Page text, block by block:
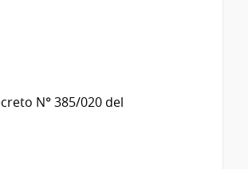
N° 385/020 del